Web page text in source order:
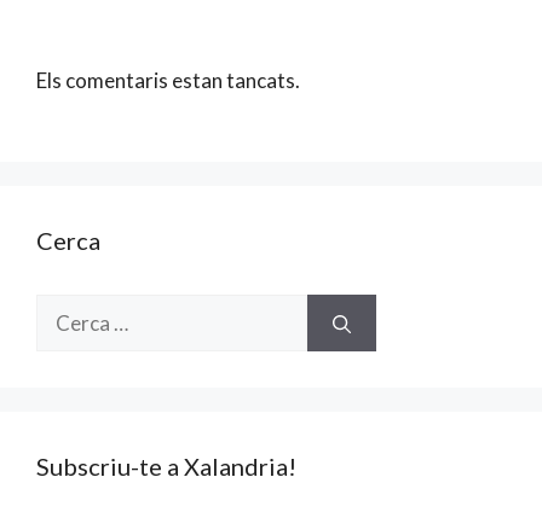
Els comentaris estan tancats.
Cerca
Cerca:
Subscriu-te a Xalandria!